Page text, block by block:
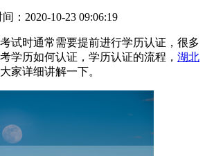
间：2020-10-23 09:06:19
试时通常需要提前进行学历认证，很多
学历如何认证，学历认证的流程， 湖北
家详细讲解一下。